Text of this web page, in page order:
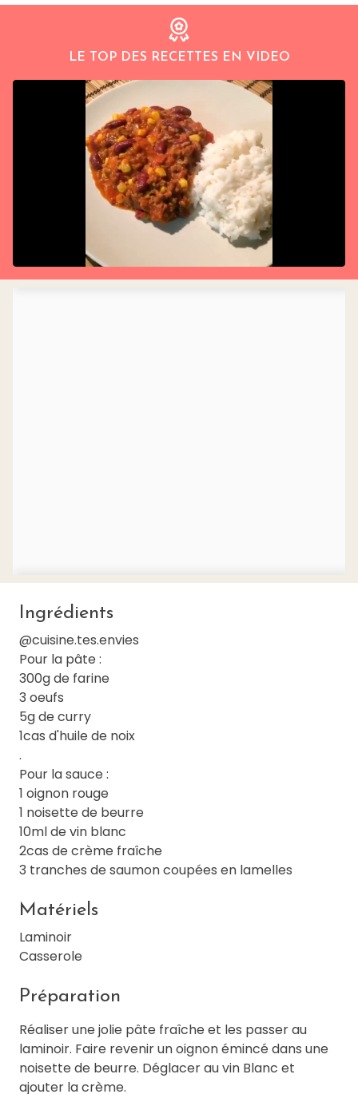
LE TOP DES RECETTES EN VIDEO
Ingrédients
@cuisine.tes.envies
Pour la pâte :
300g de farine
3 oeufs
5g de curry
1cas d'huile de noix
.
Pour la sauce :
1 oignon rouge
1 noisette de beurre
10ml de vin blanc
2cas de crème fraîche
3 tranches de saumon coupées en lamelles
Matériels
Laminoir
Casserole
Préparation
Réaliser une jolie pâte fraîche et les passer au
laminoir. Faire revenir un oignon émincé dans une
noisette de beurre. Déglacer au vin Blanc et
ajouter la crème.